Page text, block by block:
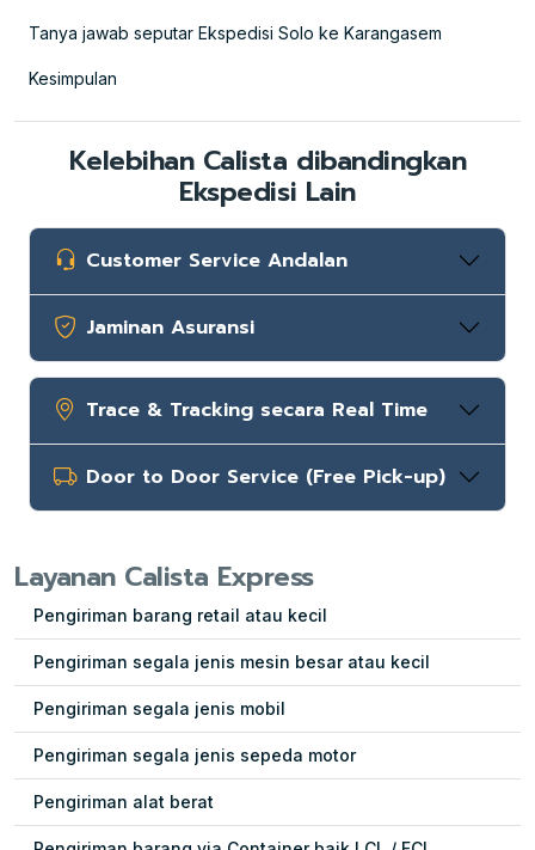
Tanya jawab seputar Ekspedisi Solo ke Karangasem
Kesimpulan
Kelebihan Calista dibandingkan
Ekspedisi Lain
Customer Service Andalan
Jaminan Asuransi
Trace & Tracking secara Real Time
Door to Door Service (Free Pick-up)
Layanan Calista Express
Pengiriman barang retail atau kecil
Pengiriman segala jenis mesin besar atau kecil
Pengiriman segala jenis mobil
Pengiriman segala jenis sepeda motor
Pengiriman alat berat